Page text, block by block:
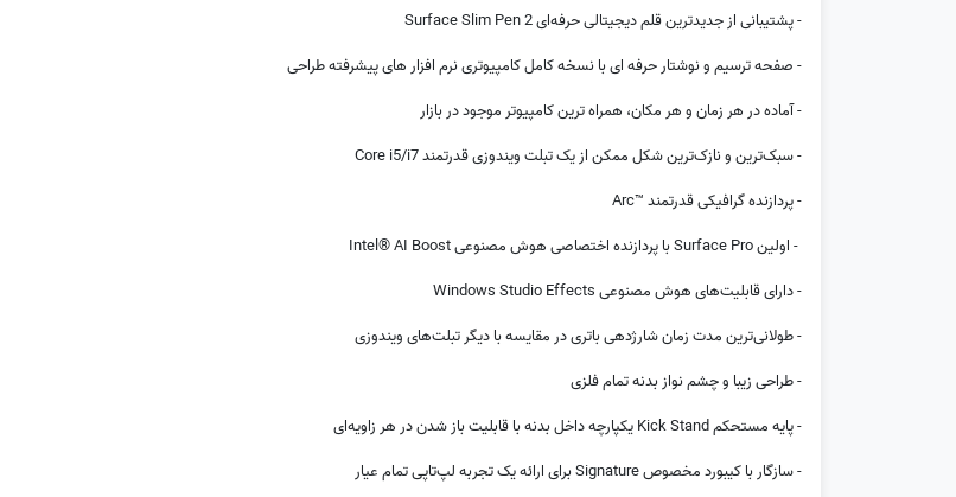
- پشتیبانی از جدیدترین قلم دیجیتالی حرفه‌ای Surface Slim Pen 2
- صفحه ترسیم و نوشتار حرفه ای با نسخه کامل کامپیوتری نرم افزار های پیشرفته طراحی
- آماده در هر زمان و هر مکان، همراه ترین کامپیوتر موجود در بازار
- سبک‌ترین و نازک‌ترین شکل ممکن از یک تبلت ویندوزی قدرتمند Core i5/i7
- پردازنده گرافیکی قدرتمند ™Arc
- اولین Surface Pro با پردازنده اختصاصی هوش مصنوعی Intel® AI Boost
- دارای قابلیت‌های هوش مصنوعی Windows Studio Effects
- طولانی‌ترین مدت زمان شارژدهی باتری در مقایسه با دیگر تبلت‌های ویندوزی
- طراحی زیبا و چشم نواز بدنه تمام فلزی
- پایه مستحکم Kick Stand یکپارچه داخل بدنه با قابلیت باز شدن در هر زاویه‌ای
- سازگار با کیبورد مخصوص Signature برای ارائه یک تجربه لپ‌تاپی تمام عیار